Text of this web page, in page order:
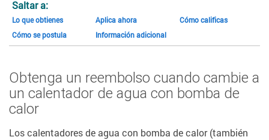
Saltar a:
Lo que obtienes Aplica ahora
Cómo calificas
Cómo se postula
Información adicional
Obtenga un reembolso cuando cambie a
un calentador de agua con bomba de
calor
Los calentadores de agua con bomba de calor (también